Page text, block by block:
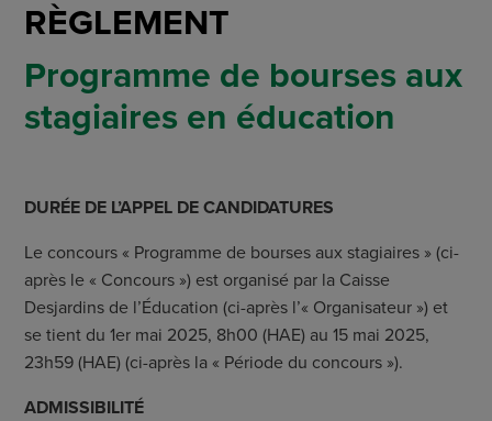
RÈGLEMENT
Programme de bourses aux
stagiaires en éducation
DURÉE DE L’APPEL DE CANDIDATURES
Le concours « Programme de bourses aux stagiaires » (ci-
après le « Concours ») est organisé par la Caisse
Desjardins de l’Éducation (ci-après l’« Organisateur ») et
se tient du 1er mai 2025, 8h00 (HAE) au 15 mai 2025,
23h59 (HAE) (ci-après la « Période du concours »).
ADMISSIBILITÉ